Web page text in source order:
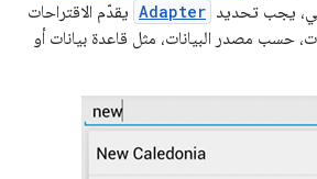
يجب تحديد Adapter يقدّم الاقتراحات
حسب مصدر البيانات، مثل قاعدة بيانات أو